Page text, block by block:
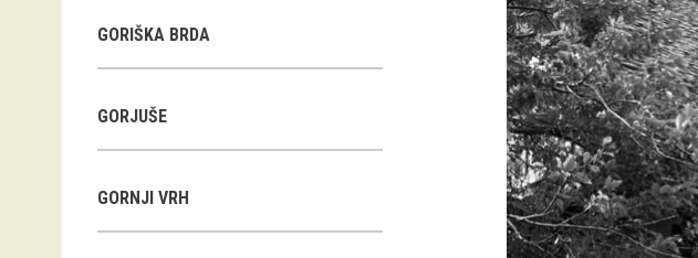
GORIŠKA BRDA
GORJUŠE
GORNJI VRH